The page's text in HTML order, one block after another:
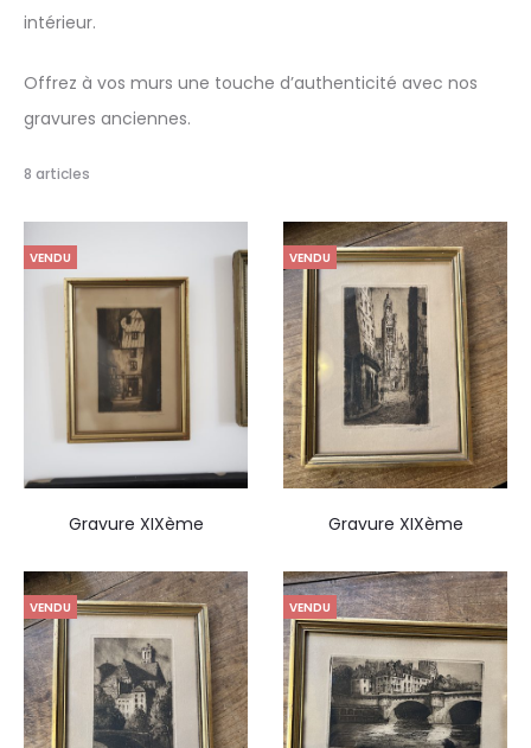
intérieur.
Offrez à vos murs une touche d’authenticité avec nos
gravures anciennes.
8 articles
VENDU
Gravure XIXème
VENDU
Gravure XIXème
VENDU VENDU